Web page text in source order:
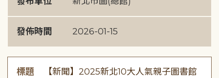
發佈時間 2026-01-15
標題
【新聞】2025新北10大人氣親子圖書館